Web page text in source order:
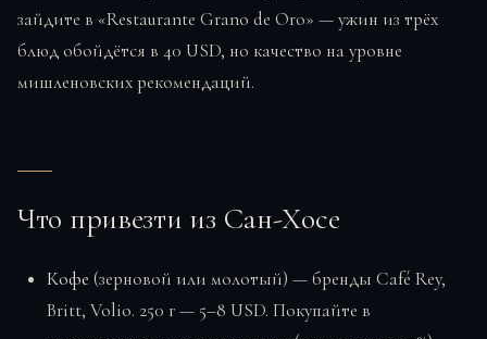
зайдите в «Restaurante Grano de Oro» — ужин из трёх
блюд обойдётся в 40 USD, но качество на уровне
мишленовских рекомендаций.
Что привезти из Сан-Хосе
Кофе (зерновой или молотый) — бренды Café Rey,
Britt, Volio. 250 г — 5–8 USD. Покупайте в